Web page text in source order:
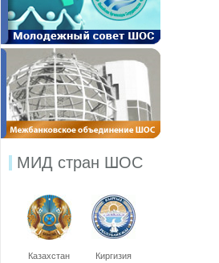
МИД стран ШОС
Казахстан Киргизия